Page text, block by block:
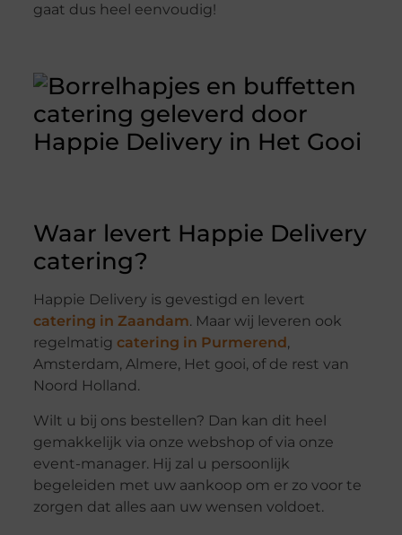
gaat dus heel eenvoudig!
Waar levert Happie Delivery
catering?
Happie Delivery is gevestigd en levert
catering in Zaandam. Maar wij leveren ook
regelmatig catering in Purmerend ,
Amsterdam, Almere, Het gooi, of de rest van
Noord Holland.
Wilt u bij ons bestellen? Dan kan dit heel
gemakkelijk via onze webshop of via onze
event-manager. Hij zal u persoonlijk
begeleiden met uw aankoop om er zo voor te
zorgen dat alles aan uw wensen voldoet.